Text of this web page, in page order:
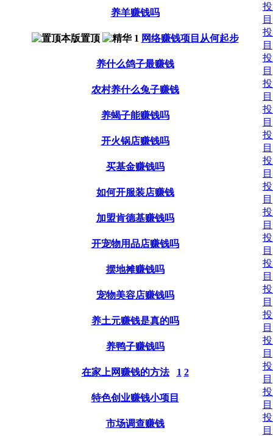
养羊赚钱吗
目
网络赚钱项目从何起步
目
养什么鸽子最赚钱
目
农村养什么兔子赚钱
目
养蝎子能赚钱吗
目
开火锅店赚钱吗
目
买基金赚钱吗
目
如何开服装店赚钱
目
加盟肯德基赚钱吗
目
开宠物用品店赚钱吗
目
摆地摊赚钱吗
目
宠物美容店赚钱吗
目
养土元赚钱是真的吗
目
养鸭子赚钱吗
目
在家上网赚钱的方法
1 2
目
特色创业赚钱小项目
目
市场调查赚钱
目